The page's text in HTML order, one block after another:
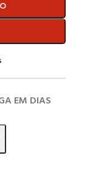
EM DIAS